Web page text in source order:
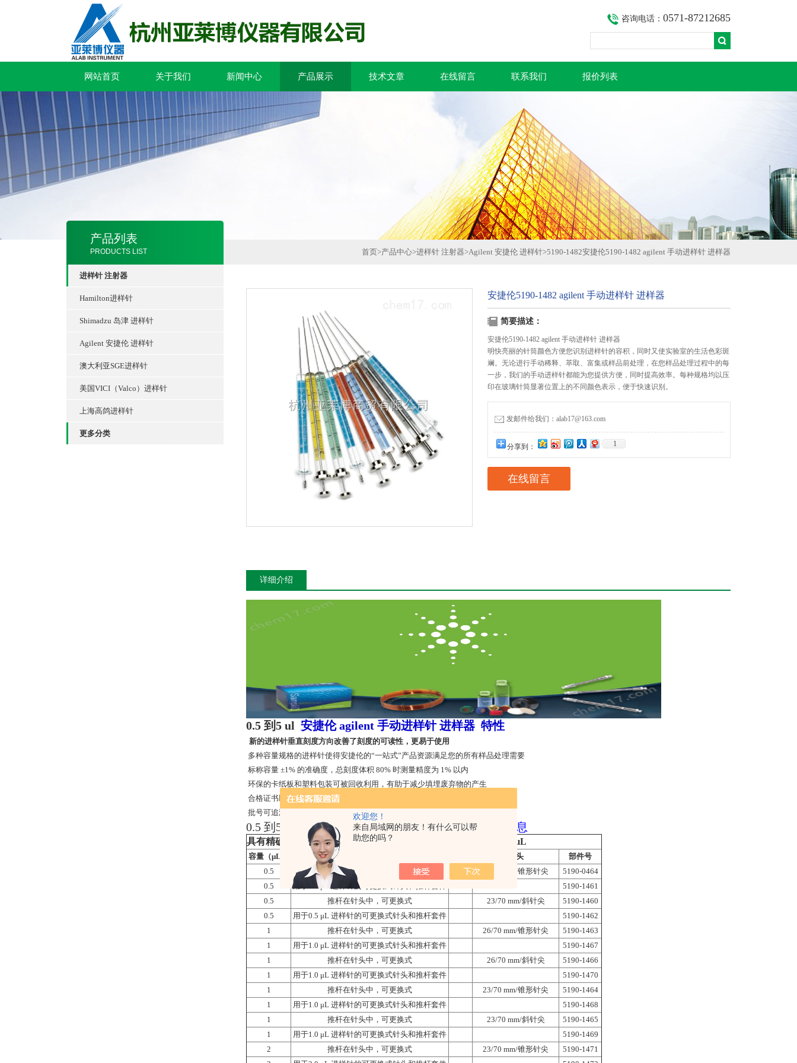
欢迎您！
来自局域网的朋友！有什么可以帮
助您的吗？
咨询电话： 0571-87212685
网站首页 关于我们 新闻中心 产品展示 技术文章 在线留言 联系我们 报价列表
产品列表
PRODUCTS LIST
进样针 注射器
Hamilton进样针
Shimadzu 岛津 进样针
Agilent 安捷伦 进样针
澳大利亚SGE进样针
美国VICI（Valco）进样针
上海高鸽进样针
更多分类
首页>产品中心>进样针 注射器>Agilent 安捷伦 进样针>5190-1482安捷伦5190-1482 agilent 手动进样针 进样器
安捷伦5190-1482 agilent 手动进样针 进样器
简要描述：
安捷伦5190-1482 agilent 手动进样针 进样器
明快亮丽的针筒颜色方便您识别进样针的容积，同时又使实验室的生活色彩斑
斓。无论进行手动稀释、萃取、富集或样品前处理，在您样品处理过程中的每
一步，我们的手动进样针都能为您提供方便，同时提高效率。每种规格均以压
印在玻璃针筒显著位置上的不同颜色表示，便于快速识别。
发邮件给我们：alab17@163.com
分享到： 1
在线留言
详细介绍
0.5 到5 ul 安捷伦 agilent 手动进样针 进样器 特性
新的进样针垂直刻度方向改善了刻度的可读性，更易于使用
多种容量规格的进样针使得安捷伦的“一站式”产品资源满足您的所有样品处理需要
标称容量 ±1% 的准确度，总刻度体积 80% 时测量精度为 1% 以内
环保的卡纸板和塑料包装可被回收利用，有助于减少填埋废弃物的产生
合格证书以确保zui高质量结构和性能，可随时查看和打印
批号可追溯，保证准确识别
0.5 到5 ul 安捷伦 agilent 手动进样针 进样器订货信息
具有精确推杆的手动进样针，针头分固定式和可更换式，0.5 到5 μL
容量（μL） 针头
部件号
0.5
推杆在针头中，可更换式 23/70 mm/锥形针尖
5190-0464
0.5
用于0.5 μL 进样针的可更换式针头和推杆套件
5190-1461
0.5
推杆在针头中，可更换式 23/70 mm/斜针尖
5190-1460
0.5
用于0.5 μL 进样针的可更换式针头和推杆套件
5190-1462
1
推杆在针头中，可更换式 26/70 mm/锥形针尖
5190-1463
1
用于1.0 μL 进样针的可更换式针头和推杆套件
5190-1467
1
推杆在针头中，可更换式 26/70 mm/斜针尖
5190-1466
1
用于1.0 μL 进样针的可更换式针头和推杆套件
5190-1470
1
推杆在针头中，可更换式 23/70 mm/锥形针尖
5190-1464
1
用于1.0 μL 进样针的可更换式针头和推杆套件
5190-1468
1
推杆在针头中，可更换式 23/70 mm/斜针尖
5190-1465
1
用于1.0 μL 进样针的可更换式针头和推杆套件
5190-1469
2
推杆在针头中，可更换式 23/70 mm/锥形针尖
5190-1471